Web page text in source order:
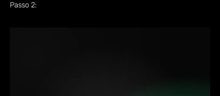
Passo 2: